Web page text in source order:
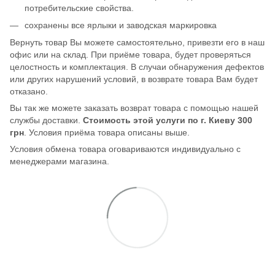
потребительские свойства.
сохранены все ярлыки и заводская маркировка
Вернуть товар Вы можете самостоятельно, привезти его в наш
офис или на склад. При приёме товара, будет проверяться
целостность и комплектация. В случаи обнаружения дефектов
или других нарушений условий, в возврате товара Вам будет
отказано.
Вы так же можете заказать возврат товара с помощью нашей
службы доставки. Стоимость этой услуги по г. Киеву 300
грн. Условия приёма товара описаны выше.
Условия обмена товара оговариваются индивидуально с
менеджерами магазина.